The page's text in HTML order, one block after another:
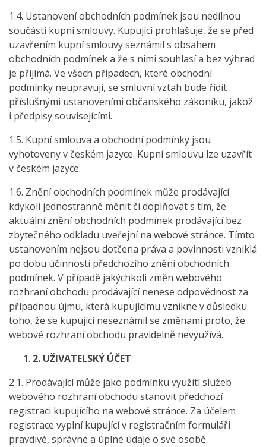
1.4. Ustanovení obchodních podmínek jsou nedílnou
součástí kupní smlouvy. Kupující prohlašuje, že se před
uzavřením kupní smlouvy seznámil s obsahem
obchodních podmínek a že s nimi souhlasí a bez výhrad
je přijímá. Ve všech případech, které obchodní
podmínky neupravují, se smluvní vztah bude řídit
příslušnými ustanoveními občanského zákoníku, jakož
i předpisy souvisejícími.
1.5. Kupní smlouva a obchodní podmínky jsou
vyhotoveny v českém jazyce. Kupní smlouvu lze uzavřít
v českém jazyce.
1.6. Znění obchodních podmínek může prodávající
kdykoli jednostranně měnit či doplňovat s tím, že
aktuální znění obchodních podmínek prodávající bez
zbytečného odkladu uveřejní na webové stránce. Tímto
ustanovením nejsou dotčena práva a povinnosti vzniklá
po dobu účinnosti předchozího znění obchodních
podmínek. V případě jakýchkoli změn webového
rozhraní obchodu prodávající nenese odpovědnost za
případnou újmu, která kupujícímu vznikne v důsledku
toho, že se kupující neseznámil se změnami proto, že
webové rozhraní obchodu pravidelně nevyužívá.
2. UŽIVATELSKÝ ÚČET
2.1. Prodávající může jako podmínku využití služeb
webového rozhraní obchodu stanovit předchozí
registraci kupujícího na webové stránce. Za účelem
registrace vyplní kupující v registračním formuláři
pravdivé, správné a úplné údaje o své osobě.